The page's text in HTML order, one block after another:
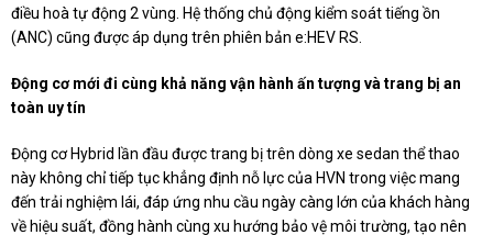
điều hoà tự động 2 vùng. Hệ thống chủ động kiểm soát tiếng ồn
(ANC) cũng được áp dụng trên phiên bản e:HEV RS.
Động cơ mới đi cùng khả năng vận hành ấn tượng và trang bị an
toàn uy tín
Động cơ Hybrid lần đầu được trang bị trên dòng xe sedan thể thao
này không chỉ tiếp tục khẳng định nỗ lực của HVN trong việc mang
đến trải nghiệm lái, đáp ứng nhu cầu ngày càng lớn của khách hàng
về hiệu suất, đồng hành cùng xu hướng bảo vệ môi trường, tạo nên